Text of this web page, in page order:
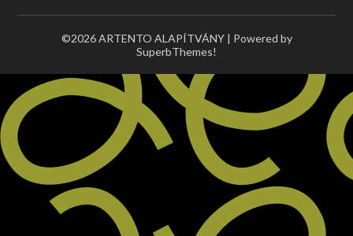
©2026 ARTENTO ALAPÍTVÁNY | Powered by
SuperbThemes!